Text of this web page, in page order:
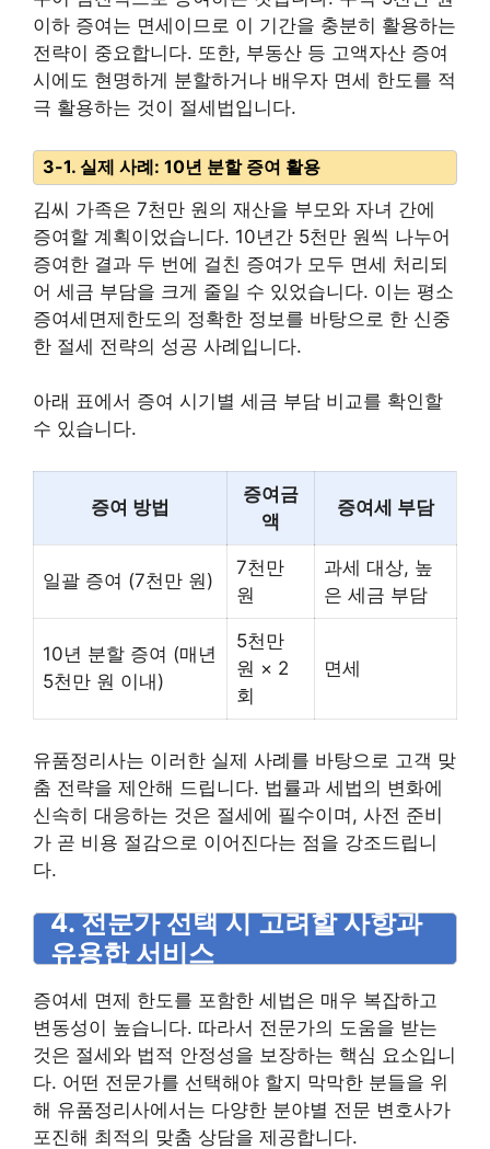
이하 증여는 면세이므로 이 기간을 충분히 활용하는
전략이 중요합니다. 또한, 부동산 등 고액자산 증여
시에도 현명하게 분할하거나 배우자 면세 한도를 적
극 활용하는 것이 절세법입니다.
3-1. 실제 사례: 10년 분할 증여 활용
김씨 가족은 7천만 원의 재산을 부모와 자녀 간에
증여할 계획이었습니다. 10년간 5천만 원씩 나누어
증여한 결과 두 번에 걸친 증여가 모두 면세 처리되
어 세금 부담을 크게 줄일 수 있었습니다. 이는 평소
증여세면제한도의 정확한 정보를 바탕으로 한 신중
한 절세 전략의 성공 사례입니다.
아래 표에서 증여 시기별 세금 부담 비교를 확인할
수 있습니다.
증여 방법
증여금
액
증여세 부담
일괄 증여 (7천만 원)
7천만
원
과세 대상, 높
은 세금 부담
10년 분할 증여 (매년
5천만 원 이내)
5천만
원 × 2
회
면세
유품정리사는 이러한 실제 사례를 바탕으로 고객 맞
춤 전략을 제안해 드립니다. 법률과 세법의 변화에
신속히 대응하는 것은 절세에 필수이며, 사전 준비
가 곧 비용 절감으로 이어진다는 점을 강조드립니
다.
4. 전문가 선택 시 고려할 사항과
유용한 서비스
증여세 면제 한도를 포함한 세법은 매우 복잡하고
변동성이 높습니다. 따라서 전문가의 도움을 받는
것은 절세와 법적 안정성을 보장하는 핵심 요소입니
다. 어떤 전문가를 선택해야 할지 막막한 분들을 위
해 유품정리사에서는 다양한 분야별 전문 변호사가
포진해 최적의 맞춤 상담을 제공합니다.